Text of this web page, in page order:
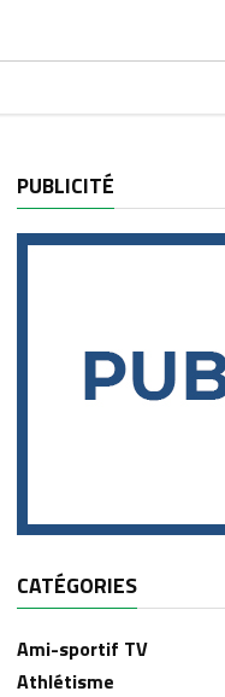
PUBLICITÉ
CATÉGORIES
Ami-sportif TV
Athlétisme